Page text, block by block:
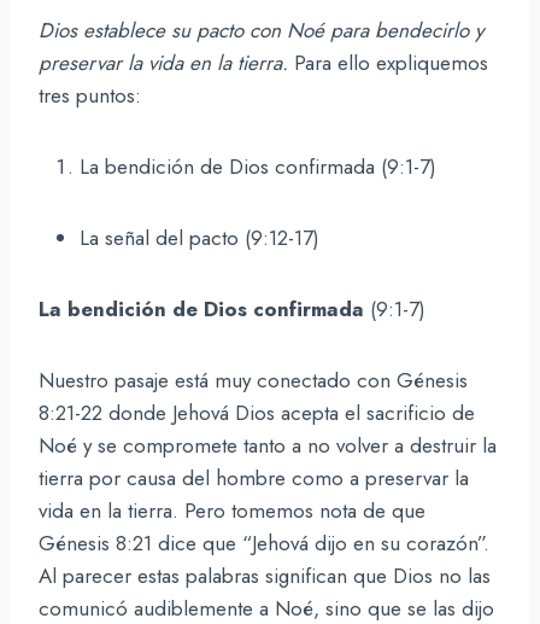
Dios establece su pacto con Noé para bendecirlo y
preservar la vida en la tierra. Para ello expliquemos
tres puntos:
La bendición de Dios confirmada (9:1-7)
La señal del pacto (9:12-17)
La bendición de Dios confirmada (9:1-7)
Nuestro pasaje está muy conectado con Génesis
8:21-22 donde Jehová Dios acepta el sacrificio de
Noé y se compromete tanto a no volver a destruir la
tierra por causa del hombre como a preservar la
vida en la tierra. Pero tomemos nota de que
Génesis 8:21 dice que “Jehová dijo en su corazón”.
Al parecer estas palabras significan que Dios no las
comunicó audiblemente a Noé, sino que se las dijo